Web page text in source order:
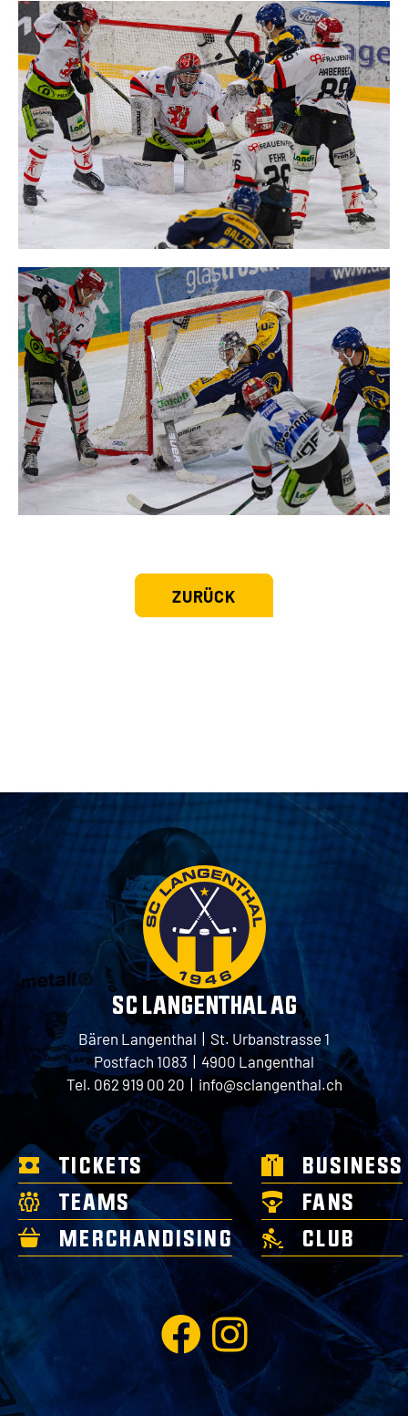
ZURÜCK
SC LANGENTHAL AG
Bären Langenthal | St. Urbanstrasse 1
Postfach 1083 | 4900 Langenthal
Tel. 062 919 00 20 |info@sclangenthal.ch
TICKETS
TEAMS
MERCHANDISING
BUSINESS
FANS
CLUB